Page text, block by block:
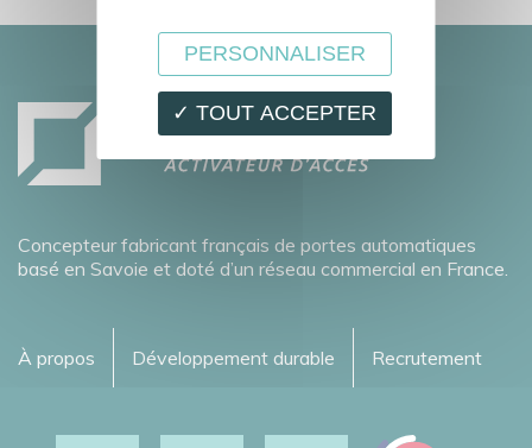
Concepteur fabricant français de portes automatiques
basé en Savoie et doté d’un réseau commercial en France.
À propos Développement durable Recrutement
✓ TOUT ACCEPTER
PERSONNALISER